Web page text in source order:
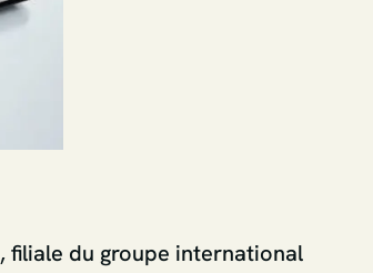
, filiale du groupe international